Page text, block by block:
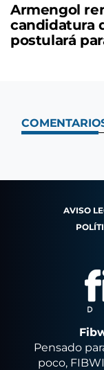
Armengol
candidatura
postulará
AVISO
Pensado
poco,